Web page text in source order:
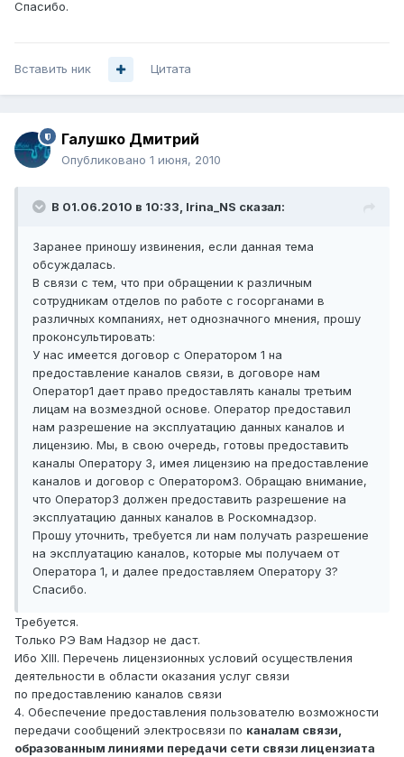
Спасибо.
Вставить ник Цитата
Галушко Дмитрий
Опубликовано 1 июня, 2010
В 01.06.2010 в 10:33, Irina_NS сказал:
Заранее приношу извинения, если данная тема
обсуждалась.
В связи с тем, что при обращении к различным
сотрудникам отделов по работе с госорганами в
различных компаниях, нет однозначного мнения, прошу
проконсультировать:
У нас имеется договор с Оператором 1 на
предоставление каналов связи, в договоре нам
Оператор1 дает право предоставлять каналы третьим
лицам на возмездной основе. Оператор предоставил
нам разрешение на эксплуатацию данных каналов и
лицензию. Мы, в свою очередь, готовы предоставить
каналы Оператору 3, имея лицензию на предоставление
каналов и договор с Оператором3. Обращаю внимание,
что Оператор3 должен предоставить разрешение на
эксплуатацию данных каналов в Роскомнадзор.
Прошу уточнить, требуется ли нам получать разрешение
на эксплуатацию каналов, которые мы получаем от
Оператора 1, и далее предоставляем Оператору 3?
Спасибо.
Требуется.
Только РЭ Вам Надзор не даст.
Ибо XIII. Перечень лицензионных условий осуществления
деятельности в области оказания услуг связи
по предоставлению каналов связи
4. Обеспечение предоставления пользователю возможности
передачи сообщений электросвязи по каналам связи,
образованным линиями передачи сети связи лицензиата